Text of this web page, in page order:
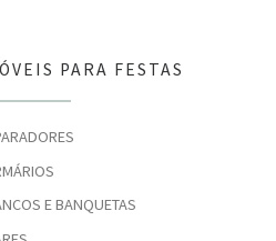
PARA FESTAS
E BANQUETAS